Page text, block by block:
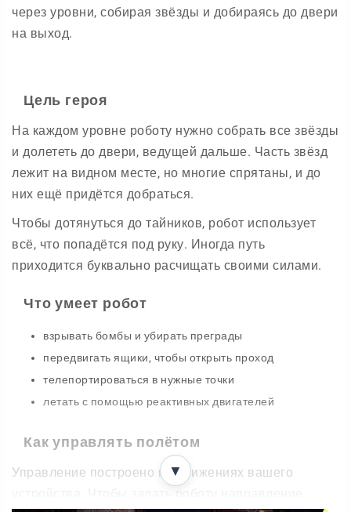
через уровни, собирая звёзды и добираясь до двери
на выход.
Цель героя
На каждом уровне роботу нужно собрать все звёзды
и долететь до двери, ведущей дальше. Часть звёзд
лежит на видном месте, но многие спрятаны, и до
них ещё придётся добраться.
Чтобы дотянуться до тайников, робот использует
всё, что попадётся под руку. Иногда путь
приходится буквально расчищать своими силами.
Что умеет робот
взрывать бомбы и убирать преграды
передвигать ящики, чтобы открыть проход
телепортироваться в нужные точки
летать с помощью реактивных двигателей
Как управлять полётом
Управление построено на движениях вашего
▼